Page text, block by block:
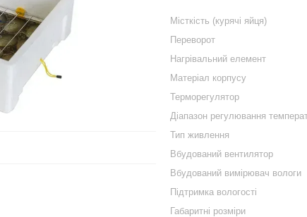
Місткість (курячі яйця)
Переворот
Нагрівальний елемент
Матеріал корпусу
Терморегулятор
Діапазон регулювання
Тип живлення
Вбудований вентилятор
Вбудований вимірювач вологи
Підтримка вологості
Габаритні розміри